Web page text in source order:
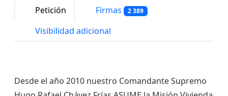
Petición Firmas 2 389
Visibilidad adicional
Desde el año 2010 nuestro Comandante Supremo